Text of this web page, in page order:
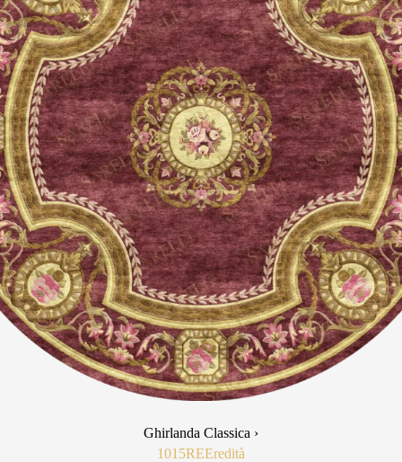
Ghirlanda Classica ›
1015REEredità